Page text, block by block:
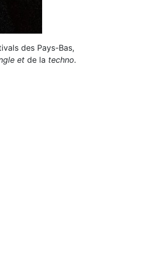
des Pays-Bas,
et de la techno.